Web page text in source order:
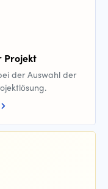
Projekt
der Auswahl der